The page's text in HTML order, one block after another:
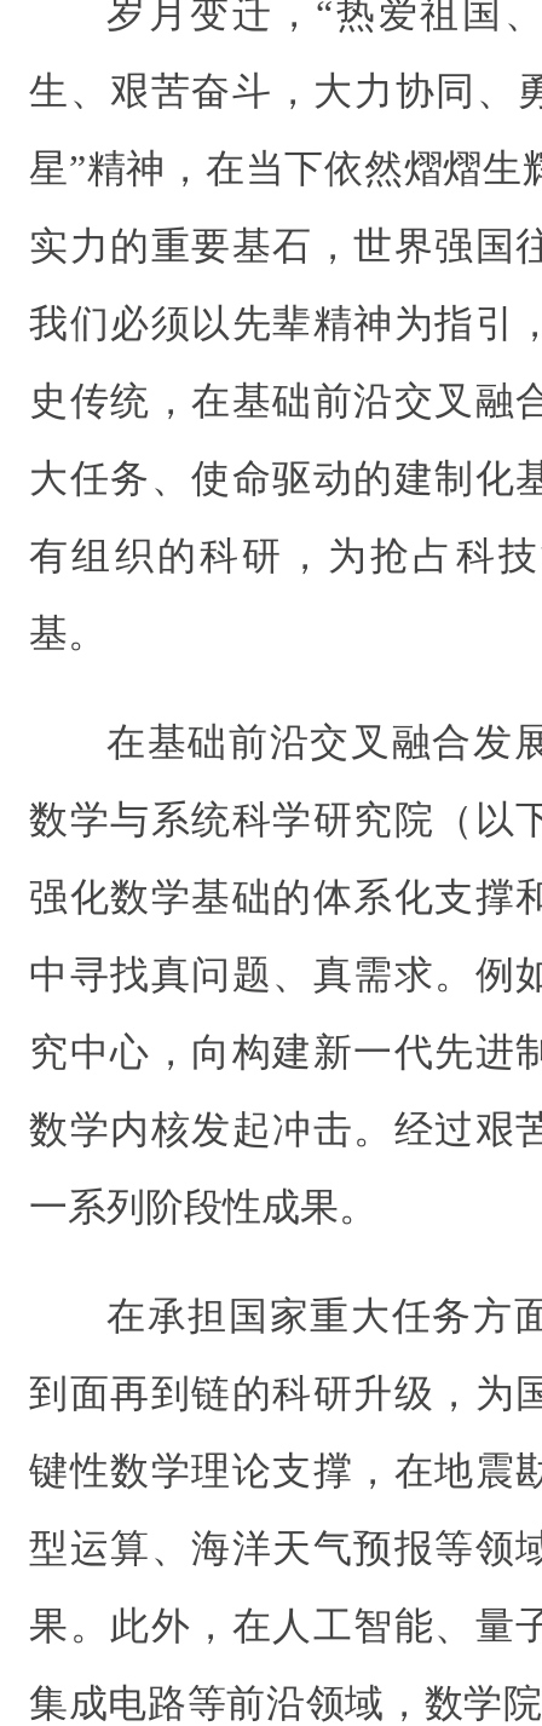
岁月变迁，“热爱祖国
生、艰苦奋斗，大力协同、
星”精神，在当下依然熠熠生
实力的重要基石，世界强国
我们必须以先辈精神为指引
史传统，在基础前沿交叉融
大任务、使命驱动的建制化
有组织的科研，为抢占科
基。
在基础前沿交叉融合发
数学与系统科学研究院（以
强化数学基础的体系化支撑
中寻找真问题、真需求。例
究中心，向构建新一代先进
数学内核发起冲击。经过艰
一系列阶段性成果。
在承担国家重大任务方
到面再到链的科研升级，为
键性数学理论支撑，在地震
型运算、海洋天气预报等领
果。此外，在人工智能、量
集成电路等前沿领域，数学